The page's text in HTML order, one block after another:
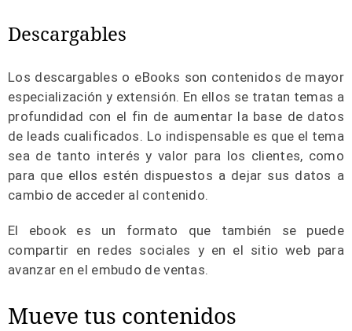
Descargables
Los descargables o eBooks son contenidos de mayor
especialización y extensión. En ellos se tratan temas a
profundidad con el fin de aumentar la base de datos
de leads cualificados. Lo indispensable es que el tema
sea de tanto interés y valor para los clientes, como
para que ellos estén dispuestos a dejar sus datos a
cambio de acceder al contenido.
El ebook es un formato que también se puede
compartir en redes sociales y en el sitio web para
avanzar en el embudo de ventas.
Mueve tus contenidos